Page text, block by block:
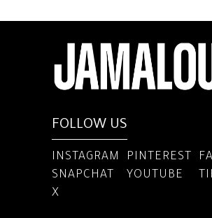
FOLLOW US
INSTAGRAM PINTEREST
SNAPCHAT
YOUTUBE
X